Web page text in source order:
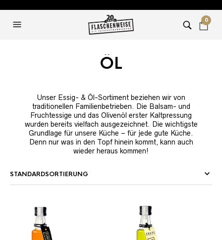
0
ÖL
Unser Essig- & Öl-Sortiment beziehen wir von
traditionellen Familienbetrieben. Die Balsam- und
Fruchtessige und das Olivenöl erster Kaltpressung
wurden bereits vielfach ausgezeichnet. Die wichtigste
Grundlage für unsere Küche – für jede gute Küche.
Denn nur was in den Topf hinein kommt, kann auch
wieder heraus kommen!